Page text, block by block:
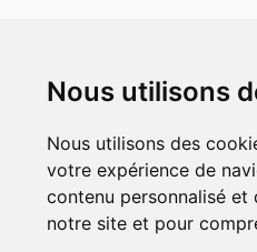
Nous utilisons
Nous utilisons des cookies et d'autres technologies de suivi pour améliorer
votre expérience de
contenu personnalisé
notre site et pour
recevoir nos nouvelles offres,
sur les ventes et les
pouvez vous désinscrire à tout moment.
ici notre politique de protection de vos